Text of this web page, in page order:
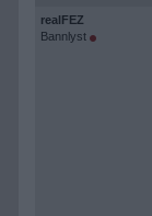
realFEZ
Bannlyst